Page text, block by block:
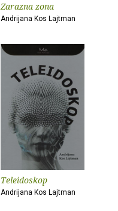
Zarazna zona
Andrijana Kos Lajtman
Teleidoskop
Andrijana Kos Lajtman